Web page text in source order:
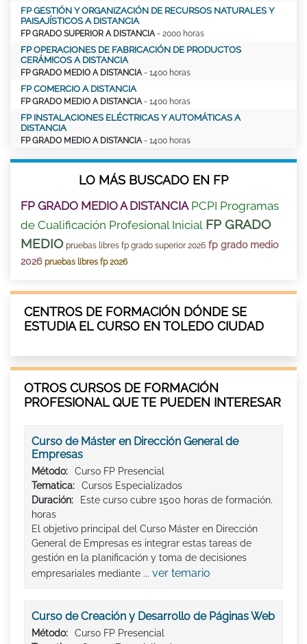
FP GESTIÓN Y ORGANIZACIÓN DE RECURSOS NATURALES Y
PAISAJÍSTICOS A DISTANCIA
FP GRADO SUPERIOR A DISTANCIA - 2000 horas
FP OPERACIONES DE FABRICACIÓN DE PRODUCTOS
CERÁMICOS A DISTANCIA
FP GRADO MEDIO A DISTANCIA - 1400 horas
FP COMERCIO A DISTANCIA
FP GRADO MEDIO A DISTANCIA - 1400 horas
FP INSTALACIONES ELÉCTRICAS Y AUTOMÁTICAS A
DISTANCIA
FP GRADO MEDIO A DISTANCIA - 1400 horas
LO MÁS BUSCADO EN FP
FP GRADO MEDIO A DISTANCIA PCPI Programas
de Cualificación Profesional Inicial FP GRADO
MEDIO pruebas libres fp grado superior 2026 fp grado medio
2026 pruebas libres fp 2026
CENTROS DE FORMACIÓN DÓNDE SE
ESTUDIA EL CURSO EN TOLEDO CIUDAD
OTROS CURSOS DE FORMACIÓN
PROFESIONAL QUE TE PUEDEN INTERESAR
Curso de Máster en Dirección General de
Empresas
Método:
Curso FP Presencial
Tematica:
Cursos Especializados
Duración:
Este curso cubre 1500 horas de formación.
horas
El objetivo principal del Curso Máster en Dirección
General de Empresas es integrar estas tareas de
gestión en la planificación y toma de decisiones
empresariales mediante ... ver temario
Curso de Creación y Desarrollo de Páginas Web
Método:
Curso FP Presencial